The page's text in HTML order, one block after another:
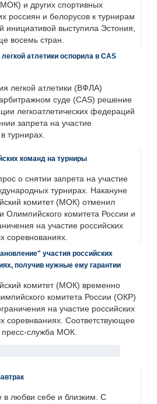
и других спортивных
россиян и белорусов к турнирам
инициативой выступила Эстония,
восемь стран.
атлетики оспорила в CAS
легкой атлетики (ВФЛА)
суде (CAS) решение
легкоатлетических федераций
запрета на участие
турнирах.
команд на турниры
о снятии запрета на участие
турнирах. Накануне
комитет (МОК) отменил
Олимпийского комитета России и
на участие российских
соревнованиях.
участия российских
получив нужные ему гарантии
комитет (МОК) временно
комитета России (ОКР)
на участие российских
соревнваниях. Соответствующее
пресс-служба МОК.
в любви себе и близким. С